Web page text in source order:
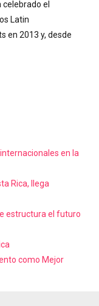
el
Latin
en 2013 y, desde
en la
Rica, llega
estructura el futuro
como Mejor